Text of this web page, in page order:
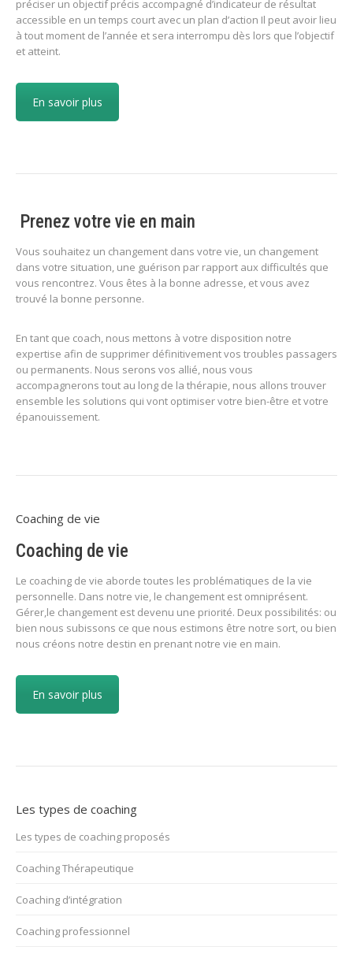
préciser un objectif précis accompagné d’indicateur de résultat
accessible en un temps court avec un plan d’action Il peut avoir lieu
à tout moment de l’année et sera interrompu dès lors que l’objectif
et atteint.
En savoir plus
Prenez votre vie en main
Vous souhaitez un changement dans votre vie, un changement
dans votre situation, une guérison par rapport aux difficultés que
vous rencontrez. Vous êtes à la bonne adresse, et vous avez
trouvé la bonne personne.
En tant que coach, nous mettons à votre disposition notre
expertise afin de supprimer définitivement vos troubles passagers
ou permanents. Nous serons vos allié, nous vous
accompagnerons tout au long de la thérapie, nous allons trouver
ensemble les solutions qui vont optimiser votre bien-être et votre
épanouissement.
Coaching de vie
Coaching de vie
Le coaching de vie aborde toutes les problématiques de la vie
personnelle. Dans notre vie, le changement est omniprésent.
Gérer,le changement est devenu une priorité. Deux possibilités: ou
bien nous subissons ce que nous estimons être notre sort, ou bien
nous créons notre destin en prenant notre vie en main.
En savoir plus
Les types de coaching
Les types de coaching proposés
Coaching Thérapeutique
Coaching d’intégration
Coaching professionnel